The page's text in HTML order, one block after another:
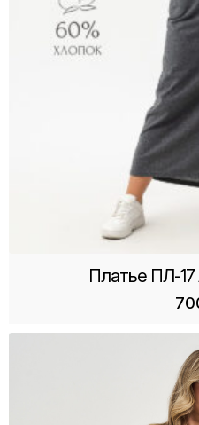
Платье ПЛ-